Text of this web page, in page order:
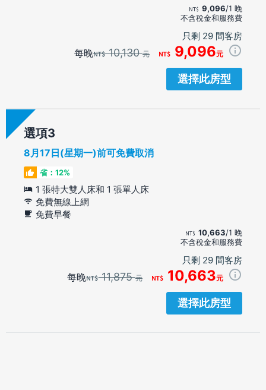
9,096/1 晚
不含稅金和服務費
只剩 29 間客房
每晚 10,130元 9,096元
選擇此房型
選項
8月17日(星期一)前可免費取消
省：12%
1 張特大雙人床和 1 張單人床
免費無線上網
免費早餐
10,663/1 晚
不含稅金和服務費
只剩 29 間客房
每晚 11,875元 10,663元
選擇此房型